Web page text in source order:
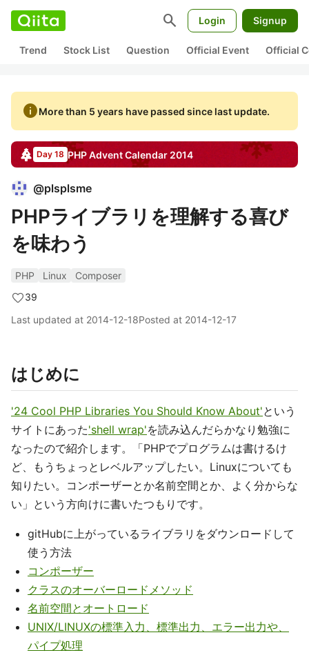
search Login Signup
Trend Stock List Question Official Event Official
infoMore than 5 years have passed since last update.
Day 18 PHPAdvent Calendar 2014
@plsplsme
PHPライブラリを理解する喜び
を味わう
PHP Linux
Composer
39
Last updated at 2014-12-18Posted at 2014-12-17
はじめに
'24 Cool PHP Libraries You Should Know About'という
サイトにあった'shell wrap'を読み込んだらかなり勉強に
なったので紹介します。「PHPでプログラムは書けるけ
ど、もうちょっとレベルアップしたい。Linuxについても
知りたい。コンポーザーとか名前空間とか、よく分からな
い」という方向けに書いたつもりです。
gitHubに上がっているライブラリをダウンロードして
使う方法
コンポーザー
クラスのオーバーロードメソッド
名前空間とオートロード
UNIX/LINUXの標準入力、標準出力、エラー出力や、
パイプ処理